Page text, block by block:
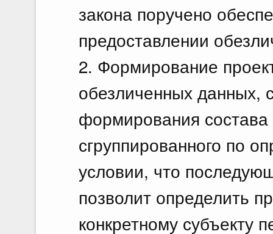
закона поручено
предоставлении
2. Формирование
обезличенных данных,
формирования
сгруппированного по
условии, что
позволит определить
конкретному субъекту